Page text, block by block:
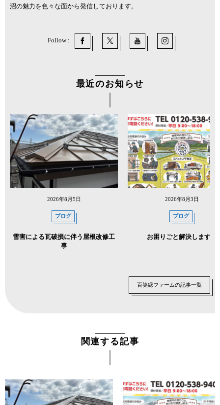
沼の魅力を色々な面から発信しております。
Follow :
最近のお知らせ
2026年8月5日
ブログ
雪害による瓦破損に伴う屋根改修工
事
2026年8月3日
ブログ
お困りごと解決します！
百笑縁ファームの記事一覧
関連する記事